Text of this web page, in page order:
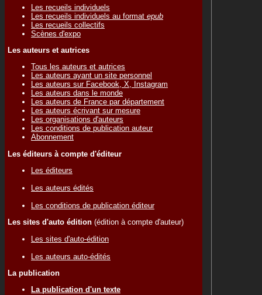
Les recueils individuels
Les recueils individuels au format epub
Les recueils collectifs
Scènes d'expo
Les auteurs et autrices
Tous les auteurs et autrices
Les auteurs ayant un site personnel
Les auteurs sur Facebook, X, Instagram
Les auteurs dans le monde
Les auteurs de France par département
Les auteurs écrivant sur mesure
Les organisations d'auteurs
Les conditions de publication auteur
Abonnement
Les éditeurs à compte d'éditeur
Les éditeurs
Les auteurs édités
Les conditions de publication éditeur
Les sites d'auto édition (édition à compte d'auteur)
Les sites d'auto-édition
Les auteurs auto-édités
La publication
La publication d'un texte